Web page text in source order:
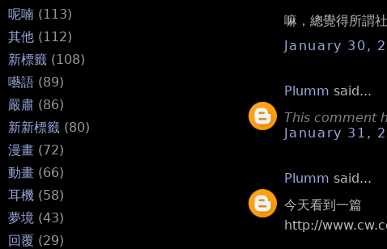
呢喃 (113)
其他 (112)
新標籤 (108)
囈語 (89)
嚴肅 (86)
新新標籤 (80)
漫畫 (72)
動畫 (66)
耳機 (58)
夢境 (43)
回覆 (29)
嘛，總覺得所謂
January 30,
Plumm said...
This comment
January 31,
Plumm said...
今天看到一篇
http://